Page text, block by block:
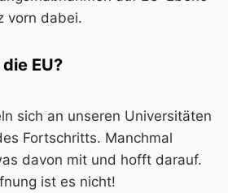
vorn dabei.
EU?
sich an unseren Universitäten
Fortschritts. Manchmal
davon mit und hofft darauf.
ist es nicht!